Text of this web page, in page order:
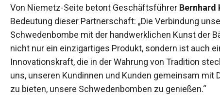
Von Niemetz-Seite betont Geschäftsführer Bernhard
Bedeutung dieser Partnerschaft: „Die Verbindung
Schwedenbombe mit der handwerklichen Kunst der
nicht nur ein einzigartiges Produkt, sondern ist auch
Innovationskraft, die in der Wahrung von Tradition
uns, unseren Kundinnen und Kunden gemeinsam mit
zu bieten, unsere Schwedenbomben zu genießen.“